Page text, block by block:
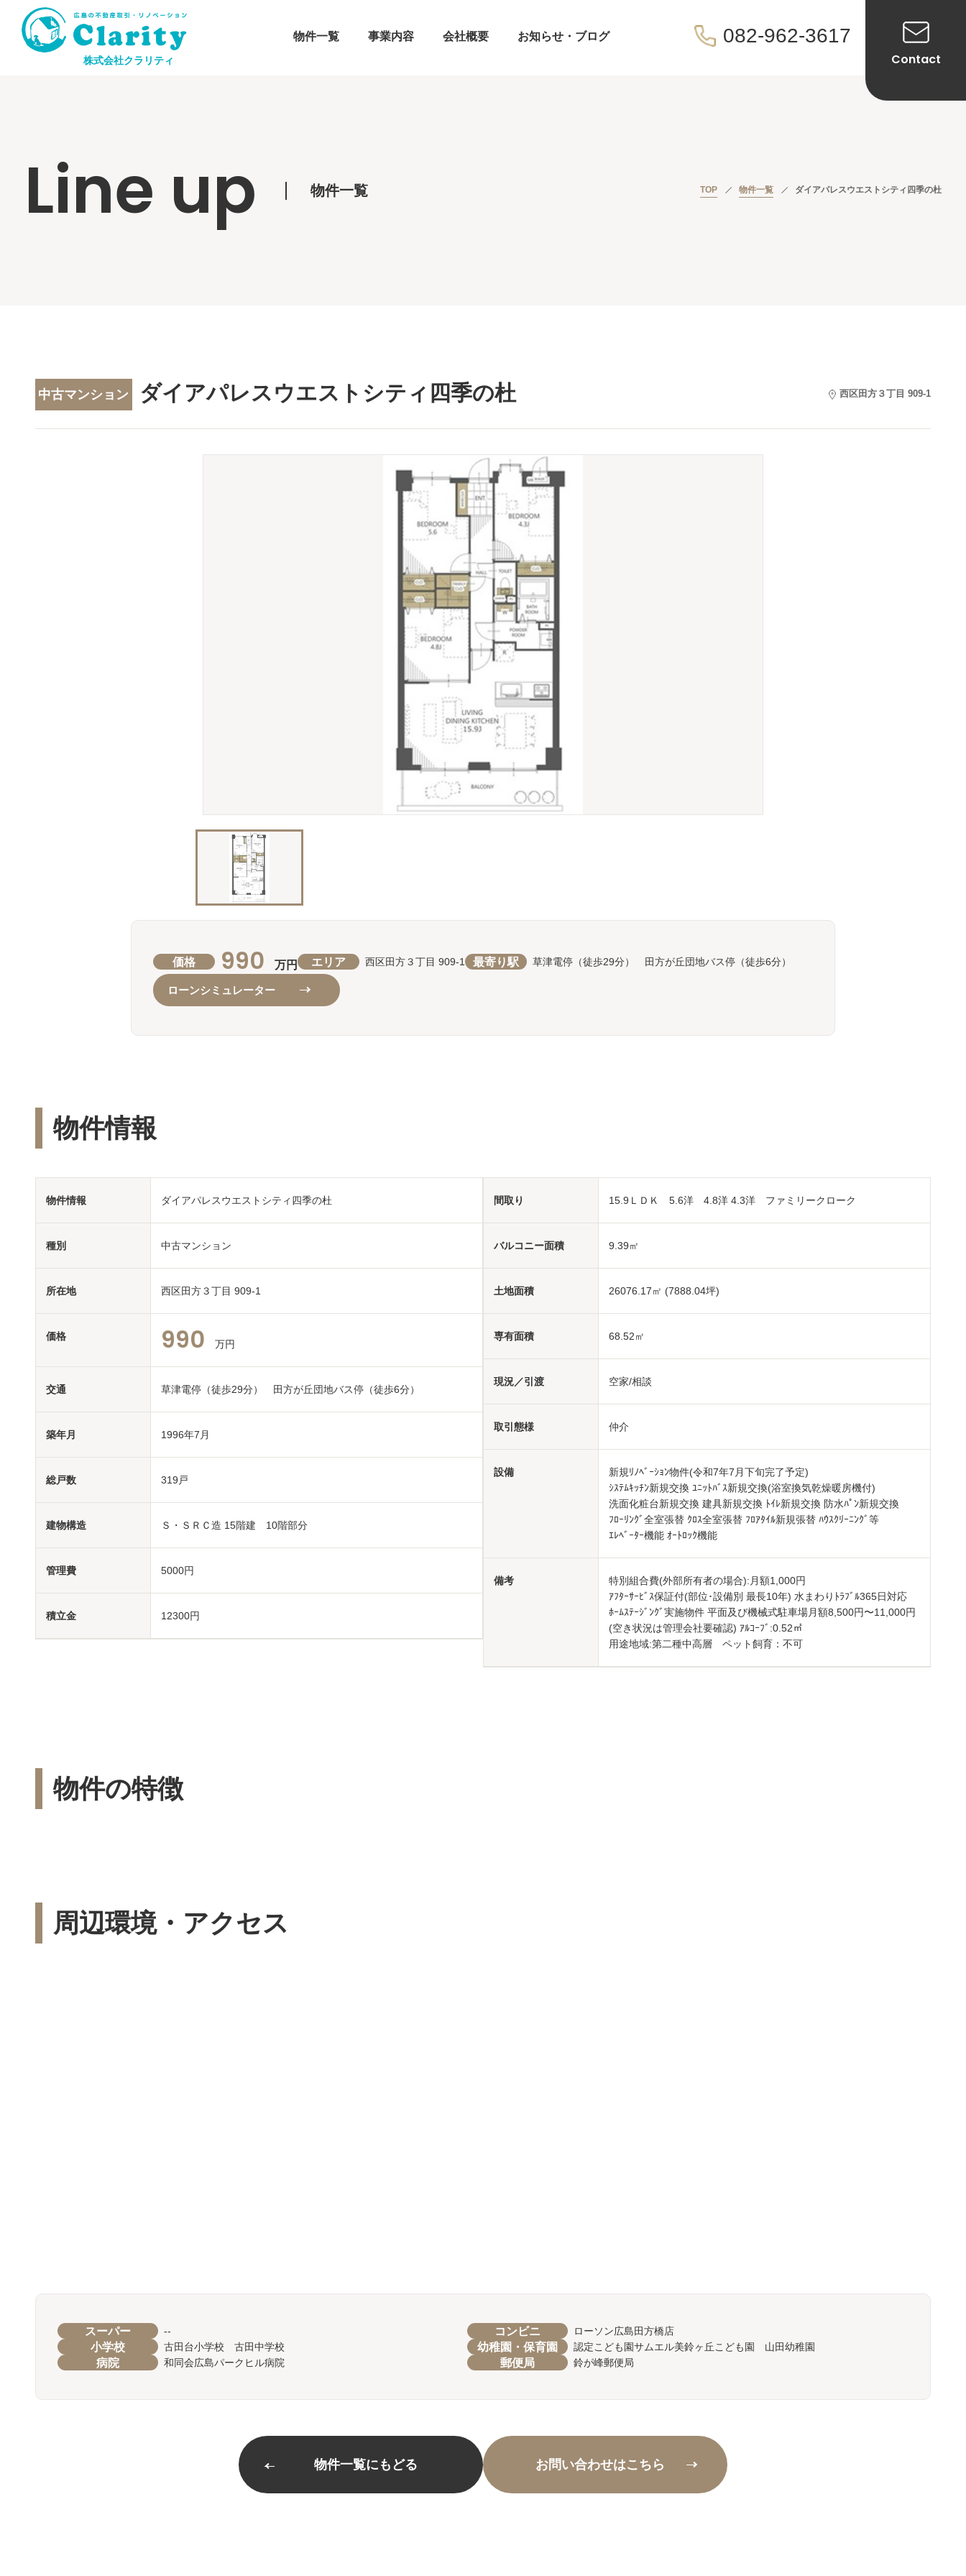
株式会社クラリティ
物件一覧 事業内容 会社概要 お知らせ・ブログ 082-962-3617
Contact
Line up 物件一覧 TOP 物件一覧 ダイアパレスウエストシティ四季の杜
中古マンション ダイアパレスウエストシティ四季の杜 西区田方３丁目 909-1
価格 990 万円 エリア 西区田方３丁目 909-1 最寄り駅 草津電停（徒歩29分） 田方が丘団地バス停（徒歩6分）
ローンシミュレーター
物件情報
物件情報 ダイアパレスウエストシティ四季の杜
種別 中古マンション
所在地 西区田方３丁目 909-1
価格 990 万円
交通 草津電停（徒歩29分） 田方が丘団地バス停（徒歩6分）
築年月 1996年7月
総戸数 319戸
建物構造 Ｓ・ＳＲＣ造 15階建 10階部分
管理費 5000円
積立金 12300円
間取り 15.9ＬＤＫ 5.6洋 4.8洋 4.3洋 ファミリークローク
バルコニー面積 9.39㎡
土地面積 26076.17㎡ (7888.04坪)
専有面積 68.52㎡
現況／引渡 空家/相談
取引態様 仲介
設備
新規ﾘﾉﾍﾞｰｼｮﾝ物件(令和7年7月下旬完了予定)
ｼｽﾃﾑｷｯﾁﾝ新規交換 ﾕﾆｯﾄﾊﾞｽ新規交換(浴室換気乾燥暖房機付)
洗面化粧台新規交換 建具新規交換 ﾄｲﾚ新規交換 防水ﾊﾟﾝ新規交換
ﾌﾛｰﾘﾝｸﾞ全室張替 ｸﾛｽ全室張替 ﾌﾛｱﾀｲﾙ新規張替 ﾊｳｽｸﾘｰﾆﾝｸﾞ等
ｴﾚﾍﾞｰﾀｰ機能 ｵｰﾄﾛｯｸ機能
備考
特別組合費(外部所有者の場合):月額1,000円
ｱﾌﾀｰｻｰﾋﾞｽ保証付(部位･設備別 最長10年) 水まわりﾄﾗﾌﾞﾙ365日対応
ﾎｰﾑｽﾃｰｼﾞﾝｸﾞ実施物件 平面及び機械式駐車場月額8,500円〜11,000円
(空き状況は管理会社要確認) ｱﾙｺｰﾌﾞ:0.52㎡
用途地域:第二種中高層 ペット飼育：不可
物件の特徴
周辺環境・アクセス
スーパー -- コンビニ ローソン広島田方橋店
小学校 古田台小学校 古田中学校 幼稚園・保育園 認定こども園サムエル美鈴ヶ丘こども園 山田幼稚園
病院 和同会広島パークヒル病院 郵便局 鈴が峰郵便局
物件一覧にもどる お問い合わせはこちら